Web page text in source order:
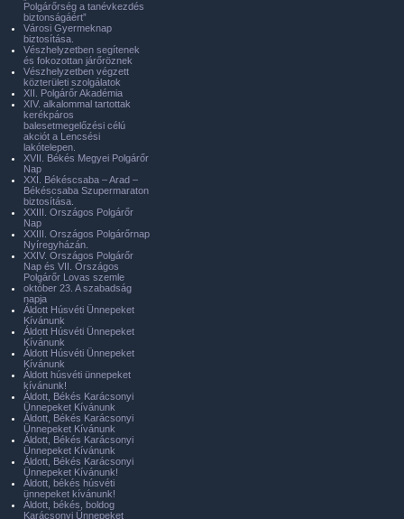
Polgárőrség a tanévkezdés
biztonságáért”
Városi Gyermeknap
biztosítása.
Vészhelyzetben segítenek
és fokozottan járőröznek
Vészhelyzetben végzett
közterületi szolgálatok
XII. Polgárőr Akadémia
XIV. alkalommal tartottak
kerékpáros
balesetmegelőzési célú
akciót a Lencsési
lakótelepen.
XVII. Békés Megyei Polgárőr
Nap
XXI. Békéscsaba – Arad –
Békéscsaba Szupermaraton
biztosítása.
XXIII. Országos Polgárőr
Nap
XXIII. Országos Polgárőrnap
Nyíregyházán.
XXIV. Országos Polgárőr
Nap és VII. Országos
Polgárőr Lovas szemle
október 23. A szabadság
napja
Áldott Húsvéti Ünnepeket
Kívánunk
Áldott Húsvéti Ünnepeket
Kívánunk
Áldott Húsvéti Ünnepeket
Kívánunk
Áldott húsvéti ünnepeket
kívánunk!
Áldott, Békés Karácsonyi
Ünnepeket Kívánunk
Áldott, Békés Karácsonyi
Ünnepeket Kívánunk
Áldott, Békés Karácsonyi
Ünnepeket Kívánunk
Áldott, Békés Karácsonyi
Ünnepeket Kívánunk!
Áldott, békés húsvéti
ünnepeket kívánunk!
Áldott, békés, boldog
Karácsonyi Ünnepeket